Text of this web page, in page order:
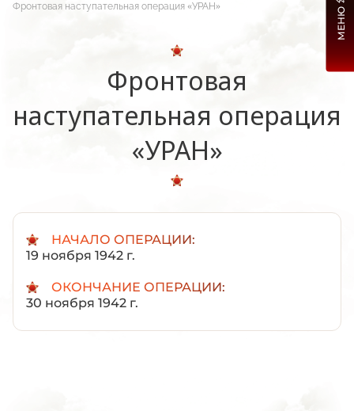
Фронтовая наступательная операция «УРАН»
Фронтовая
наступательная операция
«УРАН»
НАЧАЛО ОПЕРАЦИИ:
19 ноября 1942 г.
ОКОНЧАНИЕ ОПЕРАЦИИ:
30 ноября 1942 г.
МЕНЮ